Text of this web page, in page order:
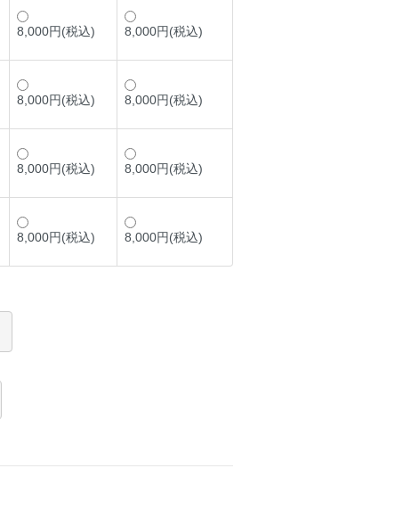
8,000円(税込) 8,000円(税込)
8,000円(税込) 8,000円(税込)
8,000円(税込) 8,000円(税込)
8,000円(税込) 8,000円(税込)